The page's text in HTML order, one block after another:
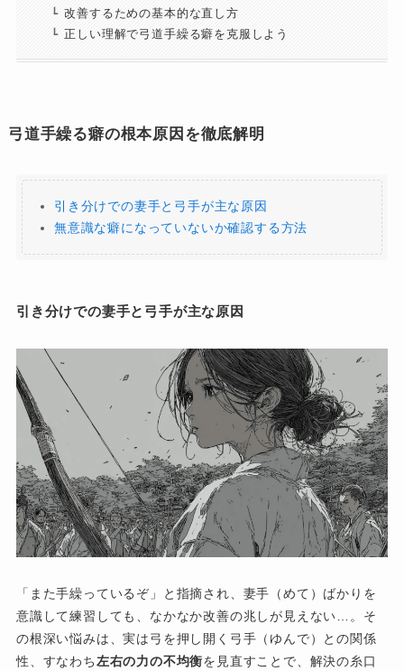
改善するための基本的な直し方
正しい理解で弓道手繰る癖を克服しよう
弓道手繰る癖の根本原因を徹底解明
引き分けでの妻手と弓手が主な原因
無意識な癖になっていないか確認する方法
引き分けでの妻手と弓手が主な原因
「また手繰っているぞ」と指摘され、妻手（めて）ばかりを
意識して練習しても、なかなか改善の兆しが見えない…。そ
の根深い悩みは、実は弓を押し開く弓手（ゆんで）との関係
性、すなわち左右の力の不均衡を見直すことで、解決の糸口